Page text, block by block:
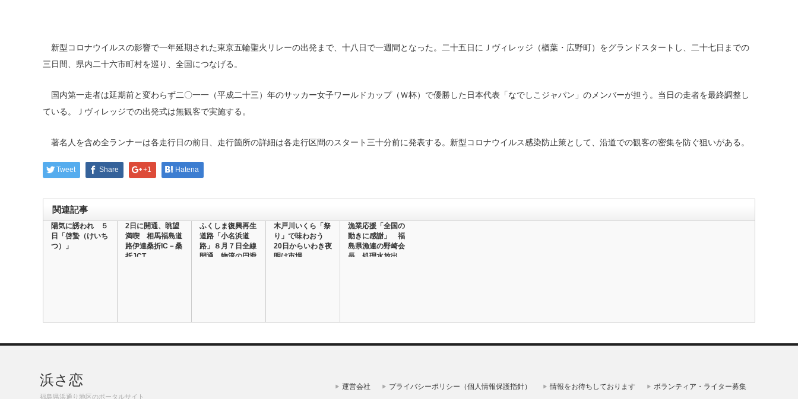
新型コロナウイルスの影響で一年延期された東京五輪聖火リレーの出発まで、十八日で一週間となった。二十五日にＪヴィレッジ（楢葉・広野町）をグランドスタートし、二十七日までの
三日間、県内二十六市町村を巡り、全国につなげる。
国内第一走者は延期前と変わらず二〇一一（平成二十三）年のサッカー女子ワールドカップ（Ｗ杯）で優勝した日本代表「なでしこジャパン」のメンバーが担う。当日の走者を最終調整し
ている。Ｊヴィレッジでの出発式は無観客で実施する。
著名人を含め全ランナーは各走行日の前日、走行箇所の詳細は各走行区間のスタート三十分前に発表する。新型コロナウイルス感染防止策として、沿道での観客の密集を防ぐ狙いがある。
Tweet Share +1 Hatena
関連記事
陽気に誘われ ５
日「啓蟄（けいち
つ）」
2日に開通、眺望
満喫 相馬福島道
路伊達桑折IC－桑
折JCT
ふくしま復興再生
道路「小名浜道
路」８月７日全線
開通 物流の円滑
木戸川いくら「祭
り」で味わおう
20日からいわき夜
明け市場
漁業応援「全国の
動きに感謝」 福
島県漁連の野崎会
長 処理水放出
浜さ恋
福島県浜通り地区のポータルサイト
運営会社 プライバシーポリシー（個人情報保護指針） 情報をお待ちしております ボランティア・ライター募集